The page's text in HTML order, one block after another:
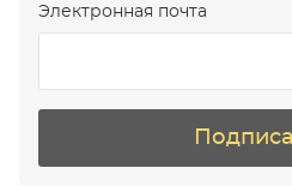
Электронная почта